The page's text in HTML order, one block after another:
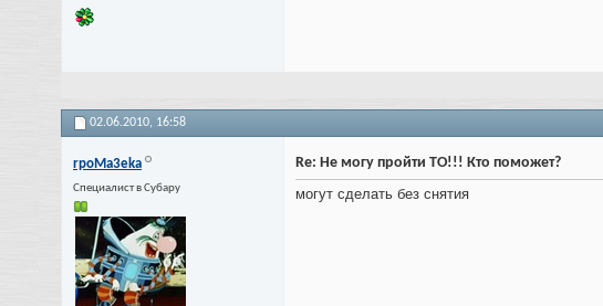
02.06.2010, 16:58
rpoMa3eka
Специалист в Субару
Re: Не могу пройти ТО!!! Кто поможет?
могут сделать без снятия